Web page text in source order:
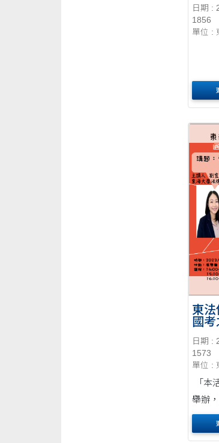
日期 :
1856
單位 :
東
國
日期 :
1573
單位 :
「本
舉辦
致令
復，